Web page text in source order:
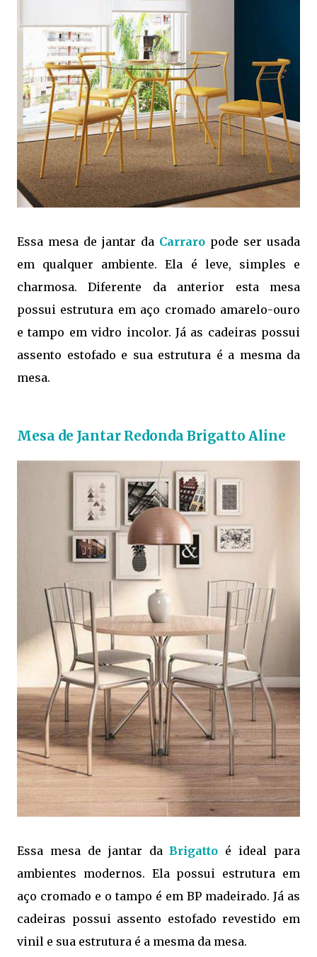
Essa mesa de jantar da Carraro pode ser usada
em qualquer ambiente. Ela é leve, simples e
charmosa. Diferente da anterior esta mesa
possui estrutura em aço cromado amarelo-ouro
e tampo em vidro incolor. Já as cadeiras possui
assento estofado e sua estrutura é a mesma da
mesa.
Mesa de Jantar Redonda Brigatto Aline
Essa mesa de jantar daBrigatto é ideal para
ambientes modernos. Ela possui estrutura em
aço cromado e o tampo é em BP madeirado. Já as
cadeiras possui assento estofado revestido em
vinil e sua estrutura é a mesma da mesa.